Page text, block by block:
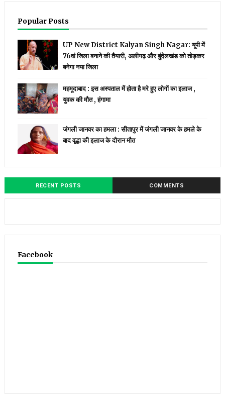
Popular Posts
UP New District Kalyan Singh Nagar: यूपी में
76वां जिला बनाने की तैयारी, अलीगढ़ और बुंदेलखंड को तोड़कर
बनेगा नया जिला
महमूदाबाद : इस अस्पताल में होता है मरे हुए लोगों का इलाज ,
युवक की मौत , हंगामा
जंगली जानवर का हमला : सीतापुर में जंगली जानवर के हमले के
बाद वृद्धा की इलाज के दौरान मौत
RECENT POSTS COMMENTS
Facebook